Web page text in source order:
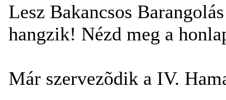
Lesz Bakancsos
hangzik! Nézd meg a
Már szervezõdik a IV.